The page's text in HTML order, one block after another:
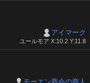
アイマーク
ユールモア X:10.2 Y:11.8